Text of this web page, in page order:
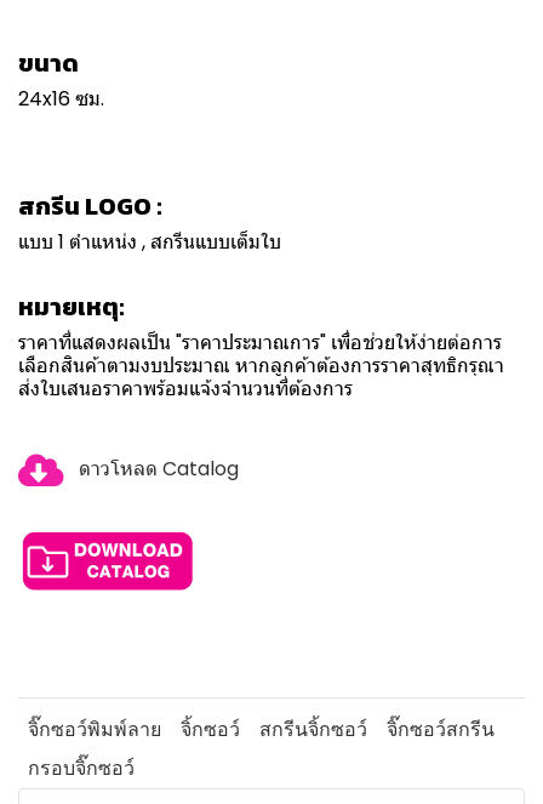
ขนาด
24x16 ซม.
สกรีน LOGO :
แบบ 1 ตำแหน่ง , สกรีนแบบเต็มใบ
หมายเหตุ:
ราคาที่แสดงผลเป็น "ราคาประมาณการ" เพื่อช่วยให้ง่ายต่อการ
เลือกสินค้าตามงบประมาณ หากลูกค้าต้องการราคาสุทธิกรุณา
ส่งใบเสนอราคาพร้อมแจ้งจำนวนที่ต้องการ
ดาวโหลด Catalog
จิ๊กซอว์พิมพ์ลาย จิ้กซอว์ สกรีนจิ้กซอว์
จิ๊กซอว์สกรีน
กรอบจิ๊กซอว์